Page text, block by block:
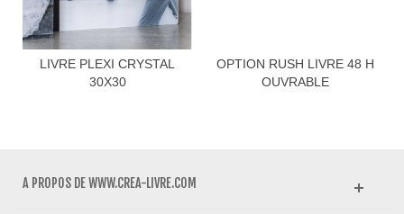
LIVRE PLEXI CRYSTAL
30X30
OPTION RUSH LIVRE 48 H
OUVRABLE
A PROPOS DE WWW.CREA-LIVRE.COM